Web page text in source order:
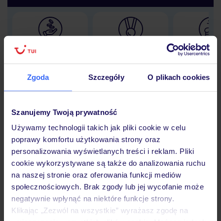
Zgoda Szczegóły O plikach cookies
Szanujemy Twoją prywatność
Używamy technologii takich jak pliki cookie w celu
poprawy komfortu użytkowania strony oraz
personalizowania wyświetlanych treści i reklam. Pliki
cookie wykorzystywane są także do analizowania ruchu
na naszej stronie oraz oferowania funkcji mediów
społecznościowych. Brak zgody lub jej wycofanie może
negatywnie wpłynąć na niektóre funkcje strony.
Klikając „Zezwól na wszystkie” wyrażasz zgodę na
Lider niskich cen 30 lat w
Hotel
Opinie
Pokoje